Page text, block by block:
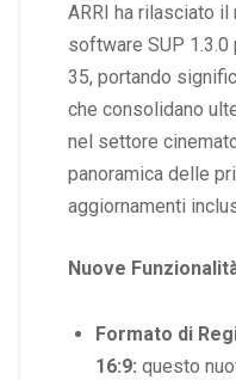
ARRI ha rilasciato il
software SUP 1.3.0
35, portando
che consolidano
nel settore
panoramica delle
aggiornamenti
Nuove
Formato di
16:9: questo